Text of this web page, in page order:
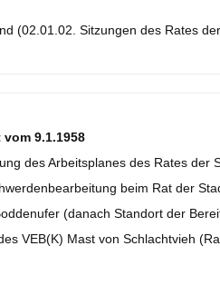
(02.01.02. Sitzungen des Rates
9.1.1958
des Arbeitsplanes des Rates der
beim Rat der
(danach Standort der
VEB(K) Mast von Schlachtvieh